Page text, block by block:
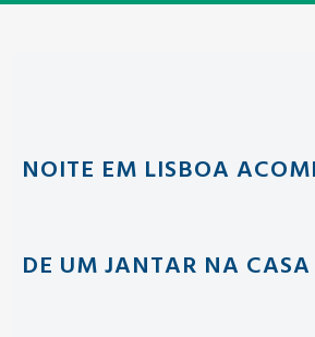
NOITE EM LISBOA
DE UM JANTAR NA